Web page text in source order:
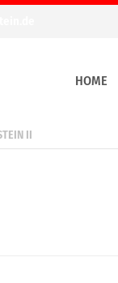
HOME
II